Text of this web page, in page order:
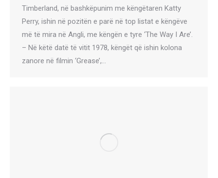
Timberland, në bashkëpunim me këngëtaren Katty
Perry, ishin në pozitën e parë në top listat e këngëve
më të mira në Angli, me këngën e tyre ‘The Way I Are’.
– Në këtë datë të vitit 1978, këngët që ishin kolona
zanore në filmin ‘Grease’,…